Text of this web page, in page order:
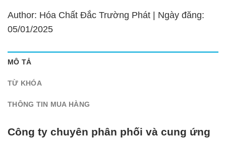
Author: Hóa Chất Đắc Trường Phát | Ngày đăng:
05/01/2025
MÔ TẢ
TỪ KHÓA
THÔNG TIN MUA HÀNG
Công ty chuyên phân phối và cung ứng